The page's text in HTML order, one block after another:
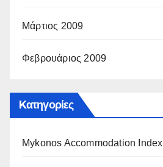
Μάρτιος 2009
Φεβρουάριος 2009
Kατηγορίες
Mykonos Accommodation Index